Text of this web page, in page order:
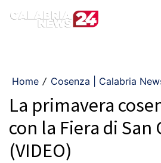
Home / Cosenza | Calabria
La primavera
con la Fiera di San
(VIDEO)